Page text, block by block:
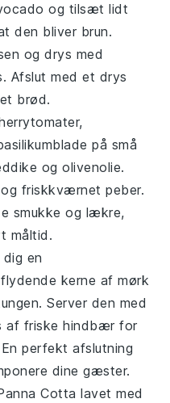
og tilsæt lidt
den bliver brun.
og drys med
. Afslut med et drys
brød.
,
på små
ogolivenolie.
og friskkværnet peber.
smukke og lækre,
måltid.
en
kerne af mørk
Server den med
af friske hindbær for
perfekt afslutning
dine gæster.
Cotta lavet med